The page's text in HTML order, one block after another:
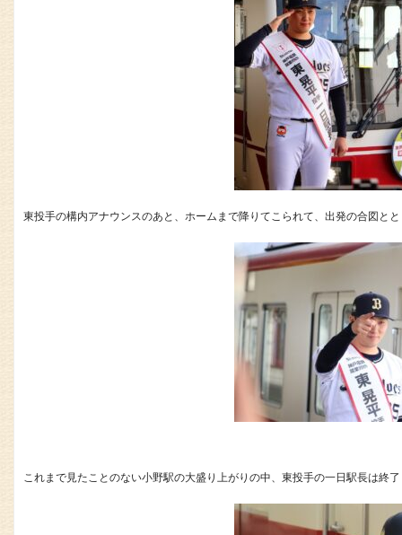
東投手の構内アナウンスのあと、ホームまで降りてこられて、出発の合図と
これまで見たことのない小野駅の大盛り上がりの中、東投手の一日駅長は終